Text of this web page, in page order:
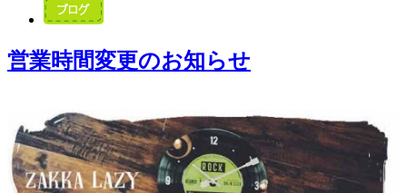
営業時間変更のお知らせ